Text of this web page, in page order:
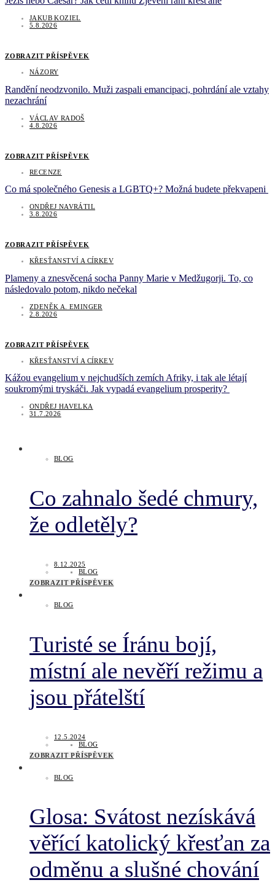
JAKUB KOZIEL
5.8.2026
ZOBRAZIT PŘÍSPĚVEK
NÁZORY
Randění neodzvonilo. Muži zaspali emancipaci, pohrdání ale vztahy
nezachrání
VÁCLAV RADOŠ
4.8.2026
ZOBRAZIT PŘÍSPĚVEK
RECENZE
Co má společného Genesis a LGBTQ+? Možná budete překvapeni
ONDŘEJ NAVRÁTIL
3.8.2026
ZOBRAZIT PŘÍSPĚVEK
KŘESŤANSTVÍ A CÍRKEV
Plameny a znesvěcená socha Panny Marie v Medžugorji. To, co
následovalo potom, nikdo nečekal
ZDENĚK A. EMINGER
2.8.2026
ZOBRAZIT PŘÍSPĚVEK
KŘESŤANSTVÍ A CÍRKEV
Kážou evangelium v nejchudších zemích Afriky, i tak ale létají
soukromými tryskáči. Jak vypadá evangelium prosperity?
ONDŘEJ HAVELKA
31.7.2026
BLOG
Co zahnalo šedé chmury,
že odletěly?
8.12.2025
BLOG
ZOBRAZIT PŘÍSPĚVEK
BLOG
Turisté se Íránu bojí,
místní ale nevěří režimu a
jsou přátelští
12.5.2024
BLOG
ZOBRAZIT PŘÍSPĚVEK
BLOG
Glosa: Svátost nezískává
věřící katolický křesťan za
odměnu a slušné chování